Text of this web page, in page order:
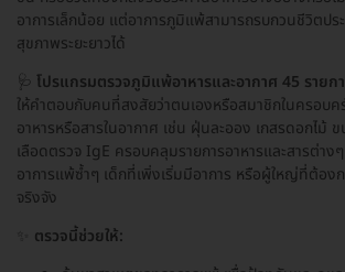
อาการเล็กน้อย แต่อาการภูมิแพ้สามารถรบกวนชีวิตปร
สุขภาพระยะยาวได้
🩺 โปรแกรมตรวจภูมิแพ้อาหารและอากาศ 45 รายกา
ให้คำตอบกับคนที่สงสัยว่าตนเองหรือสมาชิกในครอบค
อาหารหรือสารในอากาศ เช่น ฝุ่นละออง เกสรดอกไม้
เลือดตรวจ IgE ครอบคลุมรายการอาหารและสารต่าง
อาการแพ้ซ้ำๆ เด็กที่เพิ่งเริ่มมีอาการ หรือผู้ใหญ่ที่ต้อง
จริงจัง
ตรวจนี้ช่วยให้: